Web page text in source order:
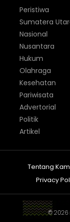
Peristiwa
Sumatera
Nasional
Nusantara
Hukum
Olahraga
Kesehatan
Pariwisata
Advertorial
Politik
Artikel
Tentang
Privacy
© 2026